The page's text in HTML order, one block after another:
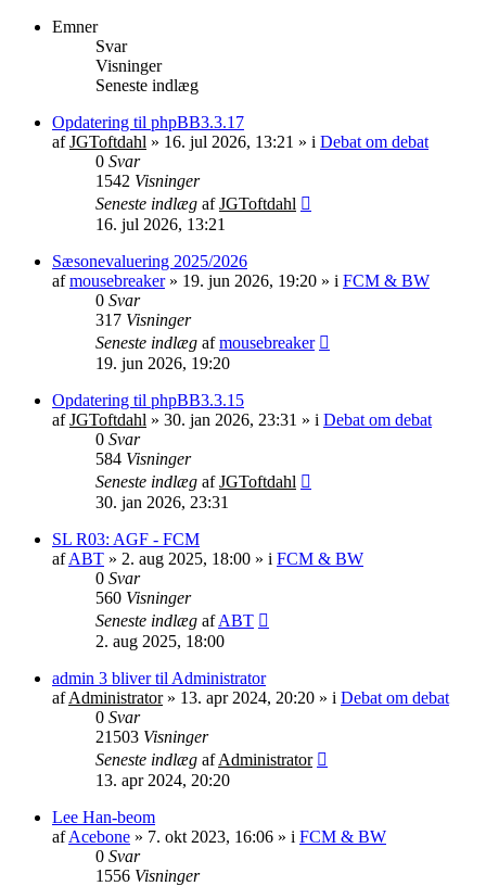
Emner
Svar
Visninger
Seneste indlæg
Opdatering til phpBB3.3.17
afJGToftdahl » 16. jul 2026, 13:21 » i Debat om debat
0 Svar
1542 Visninger
Seneste indlæg afJGToftdahl
16. jul 2026, 13:21
Sæsonevaluering 2025/2026
afmousebreaker» 19. jun 2026, 19:20 » i FCM & BW
0 Svar
317 Visninger
Seneste indlæg afmousebreaker
19. jun 2026, 19:20
Opdatering til phpBB3.3.15
afJGToftdahl » 30. jan 2026, 23:31 » i Debat om debat
0 Svar
584 Visninger
Seneste indlæg afJGToftdahl
30. jan 2026, 23:31
SL R03: AGF - FCM
afABT » 2. aug 2025, 18:00 » i FCM & BW
0 Svar
560 Visninger
Seneste indlæg afABT
2. aug 2025, 18:00
admin 3 bliver til Administrator
afAdministrator» 13. apr 2024, 20:20 » i Debat om debat
0 Svar
21503 Visninger
Seneste indlæg afAdministrator
13. apr 2024, 20:20
Lee Han-beom
afAcebone » 7. okt 2023, 16:06 » i FCM & BW
0 Svar
1556 Visninger